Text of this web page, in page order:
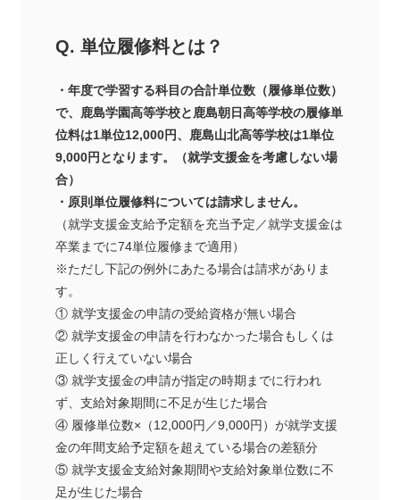
Q. 単位履修料とは？
・年度で学習する科目の合計単位数（履修単位数）
で、鹿島学園高等学校と鹿島朝日高等学校の履修単
位料は1単位12,000円、鹿島山北高等学校は1単位
9,000円となります。（就学支援金を考慮しない場
合）
・原則単位履修料については請求しません。
（就学支援金支給予定額を充当予定／就学支援金は
卒業までに74単位履修まで適用）
※ただし下記の例外にあたる場合は請求がありま
す。
① 就学支援金の申請の受給資格が無い場合
② 就学支援金の申請を行わなかった場合もしくは
正しく行えていない場合
③ 就学支援金の申請が指定の時期までに行われ
ず、支給対象期間に不足が生じた場合
④ 履修単位数×（12,000円／9,000円）が就学支援
金の年間支給予定額を超えている場合の差額分
⑤ 就学支援金支給対象期間や支給対象単位数に不
足が生じた場合